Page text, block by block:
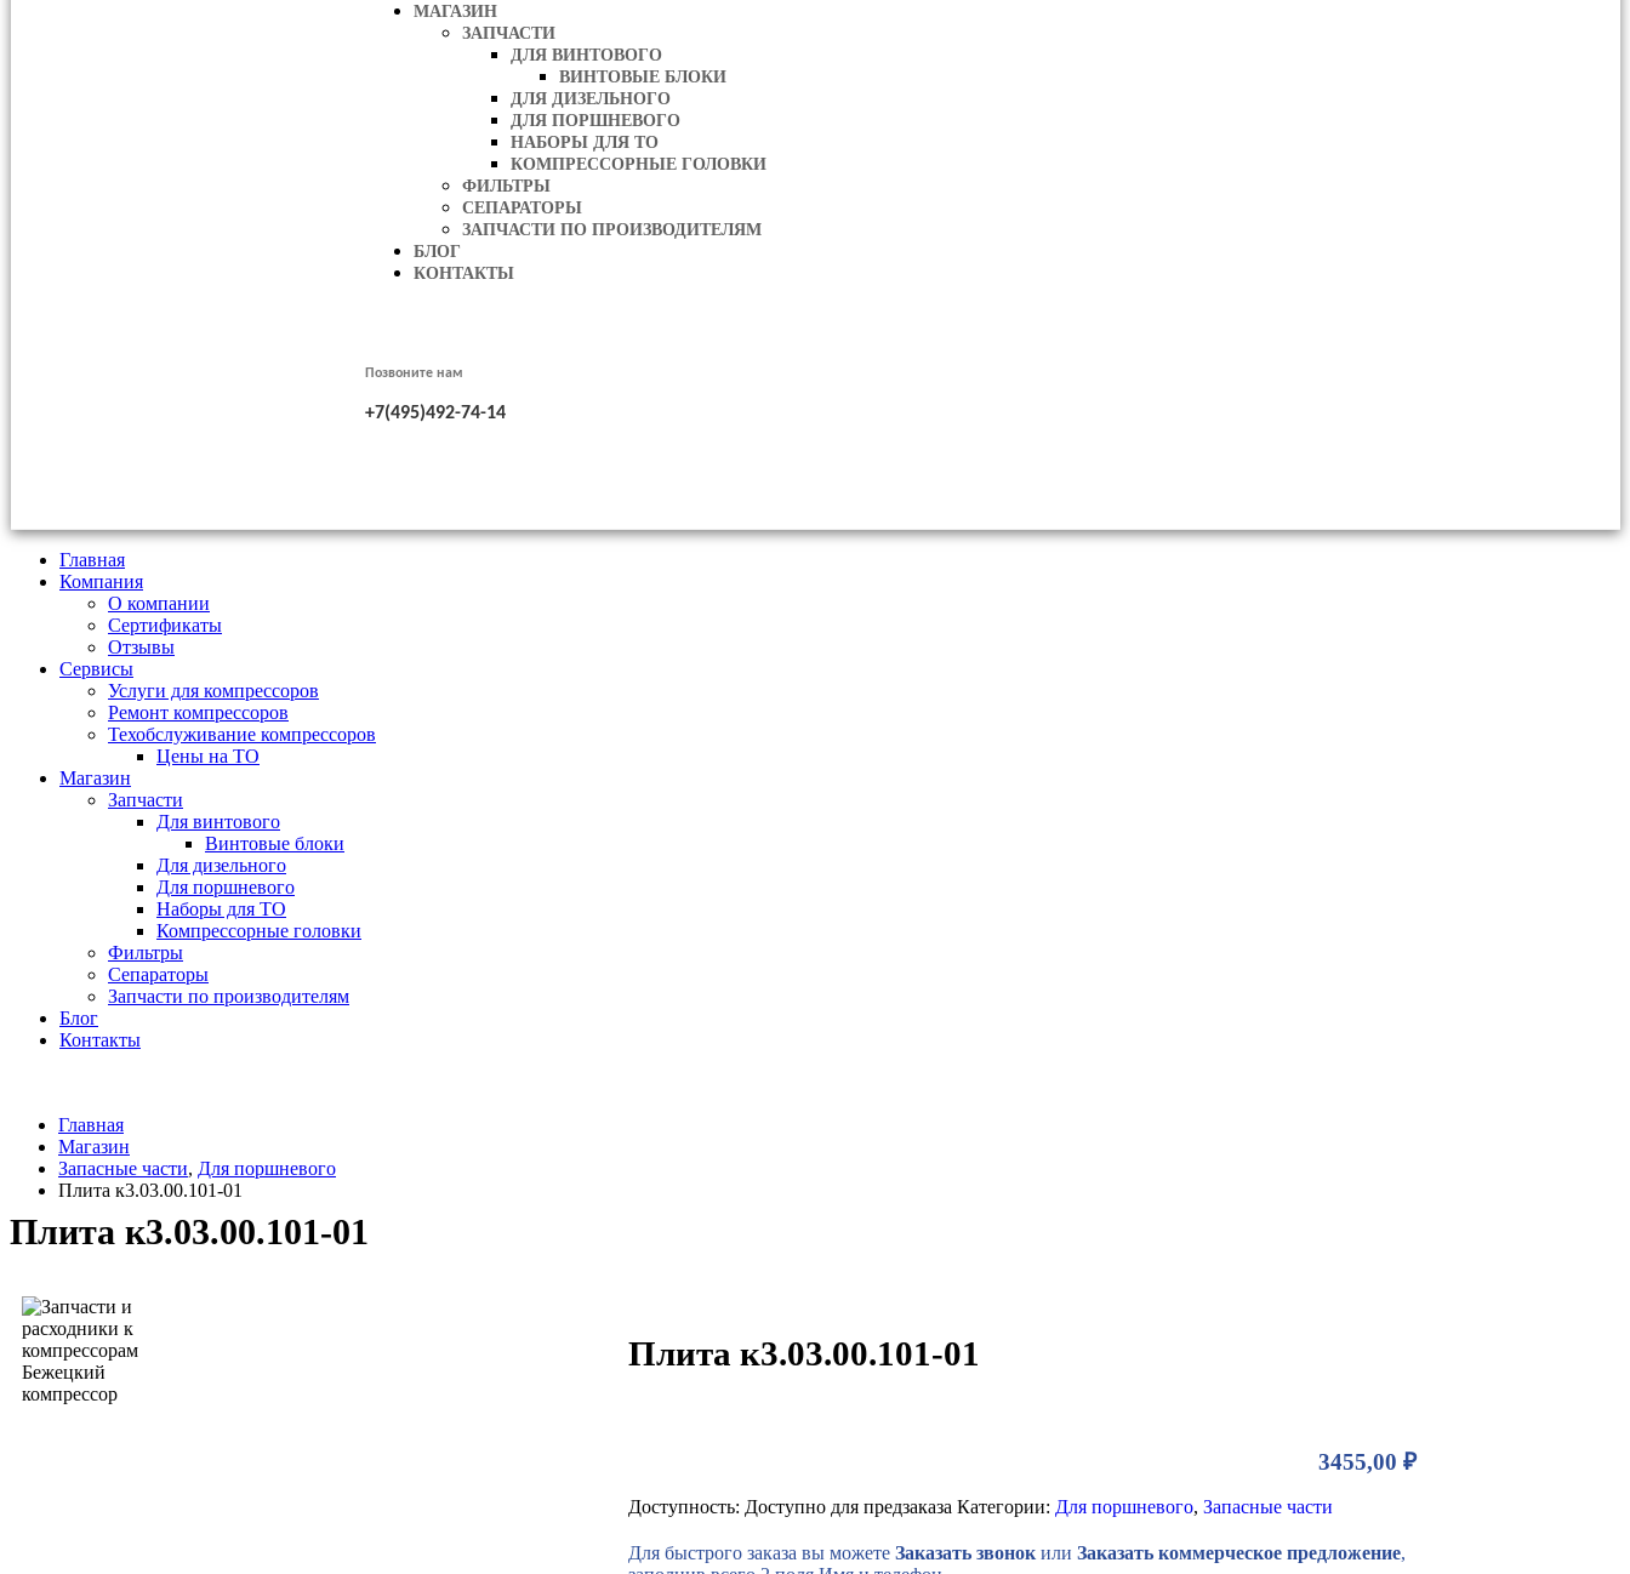
МАГАЗИН
ЗАПЧАСТИ
ДЛЯ ВИНТОВОГО
ВИНТОВЫЕ БЛОКИ
ДЛЯ ДИЗЕЛЬНОГО
ДЛЯ ПОРШНЕВОГО
НАБОРЫ ДЛЯ ТО
КОМПРЕССОРНЫЕ ГОЛОВКИ
ФИЛЬТРЫ
СЕПАРАТОРЫ
ЗАПЧАСТИ ПО ПРОИЗВОДИТЕЛЯМ
БЛОГ
КОНТАКТЫ
Позвоните нам
+7(495)492-74-14
Главная
Компания
О компании
Сертификаты
Отзывы
Сервисы
Услуги для компрессоров
Ремонт компрессоров
Техобслуживание компрессоров
Цены на ТО
Магазин
Запчасти
Для винтового
Винтовые блоки
Для дизельного
Для поршневого
Наборы для ТО
Компрессорные головки
Фильтры
Сепараторы
Запчасти по производителям
Блог
Контакты
Главная
Магазин
Запасные части, Для поршневого
Плита к3.03.00.101-01
Плита к3.03.00.101-01
Плита к3.03.00.101-01
3455,00 ₽
Доступность: Доступно для предзаказа Категории: Для поршневого, Запасные части
Для быстрого заказа вы можете Заказать звонокили Заказать коммерческое предложение,